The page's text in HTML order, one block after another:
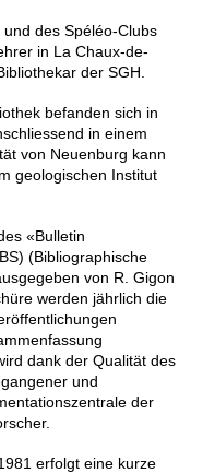
des Spéléo-Clubs
in La Chaux-de-
der SGH.
befanden sich in
in einem
von Neuenburg kann
geologischen Institut
«Bulletin
(Bibliographische
von R. Gigon
werden jährlich die
dank der Qualität des
und
der
erfolgt eine kurze